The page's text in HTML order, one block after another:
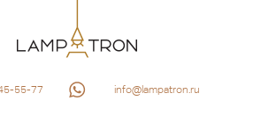
55-77 info@lampatron.ru